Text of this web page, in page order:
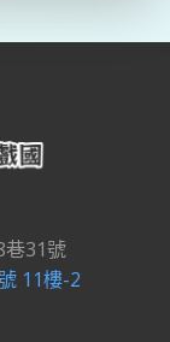
巷31號
11樓-2